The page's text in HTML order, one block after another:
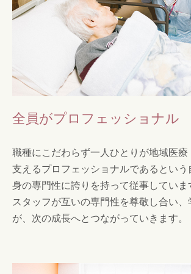
全員がプロフェッショナル
職種にこだわらず一人ひとりが地域医療
支えるプロフェッショナルであるという
身の専門性に誇りを持って従事していま
スタッフが互いの専門性を尊敬し合い、
が、次の成長へとつながっていきます。